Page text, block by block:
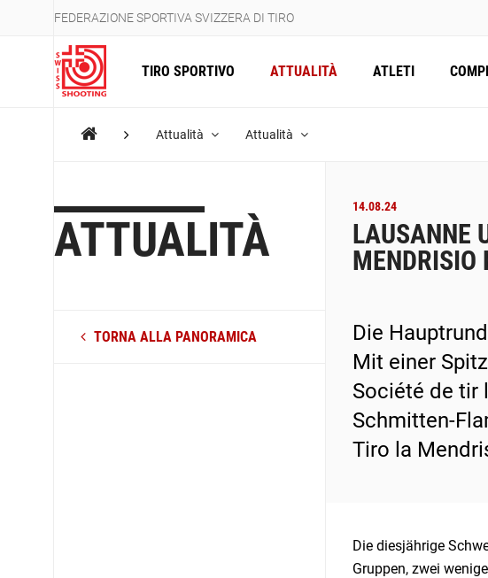
FEDERAZIONE SPORTIVA SVIZZERA DI TIRO
TIRO SPORTIVO ATTUALITÀ ATLETI
Attualità Attualità
ATTUALITÀ
TORNA ALLA PANORAMICA
14.08.24
LAUSANNE
MENDRISIO
Die
Mit einer
Société de tir
Schmitten-
Tiro la
Die diesjährige
Gruppen, zwei